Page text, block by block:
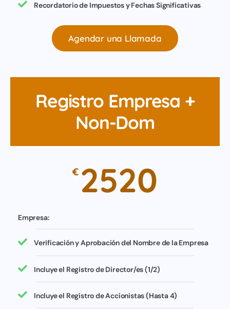
Recordatorio de Impuestos y Fechas Significativas
Agendar una Llamada
Registro Empresa +
Non-Dom
€ 2520
Empresa:
Verificación y Aprobación del Nombre de la Empresa
Incluye el Registro de Director/es (1/2)
Incluye el Registro de Accionistas (Hasta 4)